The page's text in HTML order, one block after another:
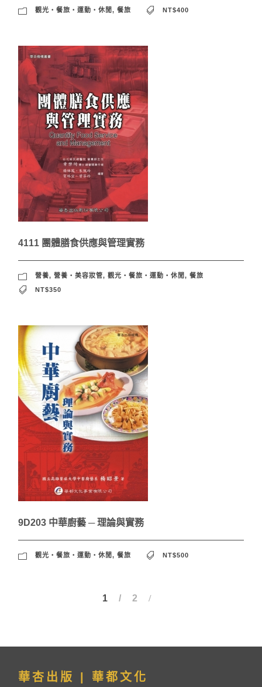
觀光‧餐旅‧運動‧休閒 , 餐旅 NT$400
4111 團體膳食供應與管理實務
營養, 營養‧美容妝管, 觀光‧餐旅‧運動‧休閒 , 餐旅
NT$350
9D203 中華廚藝 ─ 理論與實務
觀光‧餐旅‧運動‧休閒 , 餐旅 NT$500
1 2
華杏出版 | 華都文化